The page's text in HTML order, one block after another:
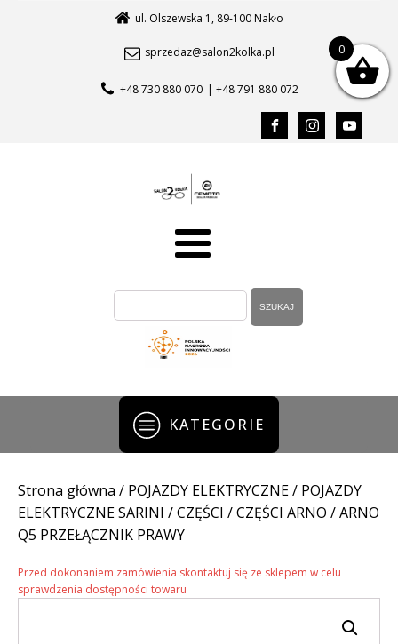
ul. Olszewska 1, 89-100 Nakło
sprzedaz@salon2kolka.pl
+48 730 880 070 | +48 791 880 072
KATEGORIE
Strona główna / POJAZDY ELEKTRYCZNE/ POJAZDY
ELEKTRYCZNE SARINI /CZĘŚCI /CZĘŚCI ARNO / ARNO
Q5 PRZEŁĄCZNIK PRAWY
Przed dokonaniem zamówienia skontaktuj się ze sklepem w celu
sprawdzenia dostępności towaru
0